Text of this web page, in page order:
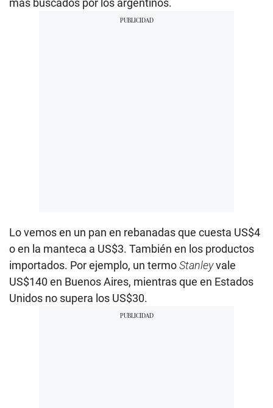
más buscados por los argentinos.
Lo vemos en un pan en rebanadas que cuesta US$4
o en la manteca a US$3. También en los productos
importados. Por ejemplo, un termoStanleyvale
US$140 en Buenos Aires, mientras que en Estados
Unidos no supera los US$30.